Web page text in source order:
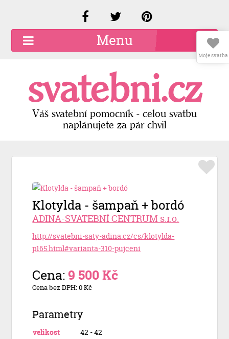
Menu
Kariéra
Kontakty
Přidat firmu
svatebni.cz
Váš svatební pomocník - celou svatbu
naplánujete za pár chvil
Klotylda - šampaň + bordó
ADINA-SVATEBNÍ CENTRUM s.r.o.
http://svatebni-saty-adina.cz/cs/klotylda-
p165.html#varianta-310-pujceni
Cena:9 500 Kč
Cena bez DPH: 0 Kč
Parametry
velikost
42 - 42
Moje svatba